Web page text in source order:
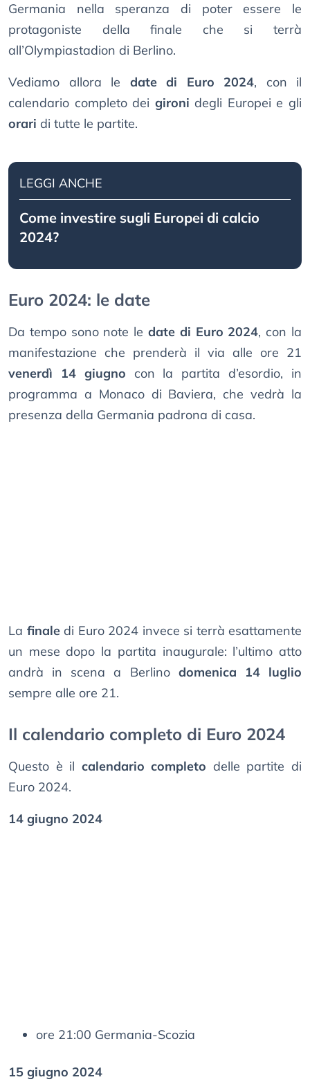
Germania nella speranza di poter essere le
protagoniste della finale che si terrà
all’Olympiastadion di Berlino.
Vediamo allora le date di Euro 2024, con il
calendario completo dei gironi degli Europei e gli
orari di tutte le partite.
LEGGI ANCHE
Come investire sugli Europei di calcio
2024?
Euro 2024: le date
Da tempo sono note le date di Euro 2024, con la
manifestazione che prenderà il via alle ore 21
venerdì 14 giugno con la partita d’esordio, in
programma a Monaco di Baviera, che vedrà la
presenza della Germania padrona di casa.
La finaledi Euro 2024 invece si terrà esattamente
un mese dopo la partita inaugurale: l’ultimo atto
andrà in scena a Berlino domenica 14 luglio
sempre alle ore 21.
Il calendario completo di Euro 2024
Questo è il calendario completo delle partite di
Euro 2024.
14 giugno 2024
ore 21:00 Germania-Scozia
15 giugno 2024